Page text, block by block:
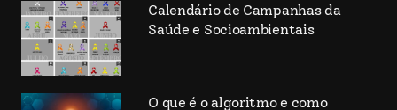
Calendário de Campanhas da
Saúde e Socioambientais
O que é o algoritmo e como